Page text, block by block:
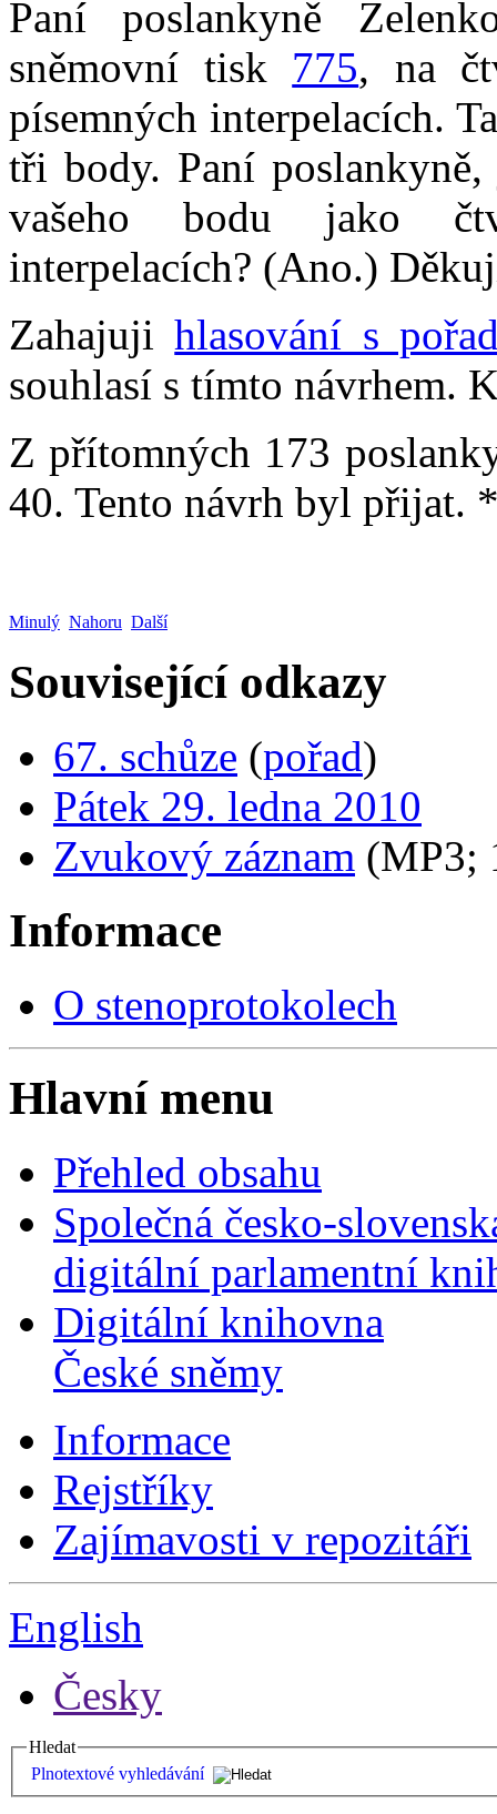
Paní poslankyně
sněmovní tisk 775, na
písemných interpelacích.
tři body. Paní poslankyně,
vašeho bodu jako
interpelacích? (Ano.)
Zahajujihlasování s
souhlasí s tímto návrhem.
Z přítomných 173
40. Tento návrh byl přijat.
Minulý Nahoru Další
Související odkazy
67. schůze (pořad)
Pátek 29. ledna 2010
Zvukový záznam (MP3;
Informace
O stenoprotokolech
Hlavní menu
Přehled obsahu
Společná česko-
digitální parlamentní
Digitální knihovna
České sněmy
Informace
Rejstříky
Zajímavosti v repozitáři
English
Česky
Hledat
Plnotextové vyhledávání